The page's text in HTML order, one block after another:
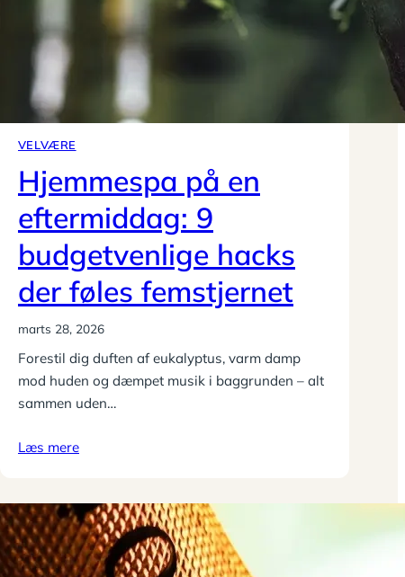
VELVÆRE
Hjemmespa på en
eftermiddag: 9
budgetvenlige hacks
der føles femstjernet
marts 28, 2026
Forestil dig duften af eukalyptus, varm damp
mod huden og dæmpet musik i baggrunden – alt
sammen uden…
Læs mere